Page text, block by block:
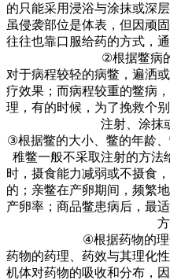
的只能采用浸浴与涂抹或深
虽侵袭部位是体表，但因顽
往往也靠口服给药的方式，
②根据鳖病
对于病程较轻的病鳖，遍洒
疗效果；而病程较重的鳖病
理，有的时候，为了挽救个
注射、涂抹
③根据鳖的大小、鳖的年龄
稚鳖一般不采取注射的方法
时，摄食能力减弱或不摄食
的；亲鳖在产卵期间，频繁
产卵率；商品鳖患病后，最
方
④根据药物的
药物的药理、药效与其理化
机体对药物的吸收和分布，